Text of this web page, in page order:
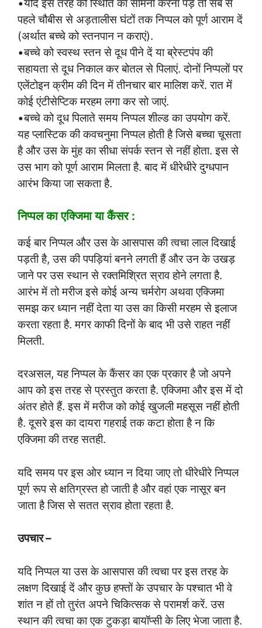
•यदि इस तरह की स्थिति का सामना करना पड़े तो सब से
पहले चौबीस से अड़तालीस घंटों तक निप्पल को पूर्ण आराम दें
(अर्थात बच्चे को स्तनपान न कराएं).
•बच्चे को स्वस्थ स्तन से दूध पीने दें या ब्रेस्टपंप की
सहायता से दूध निकाल कर बोतल से पिलाएं. दोनों निप्पलों पर
एलेंटोइन क्रीम की दिन में तीनचार बार मालिश करें. रात में
कोई एंटीसेप्टिक मरहम लगा कर सो जाएं.
•बच्चे को दूध पिलाते समय निप्पल शील्ड का उपयोग करें.
यह प्लास्टिक की कवचनुमा निप्पल होती है जिसे बच्चा चूसता
है और उस के मुंह का सीधा संपर्क स्तन से नहीं होता. इस से
उस भाग को पूर्ण आराम मिलता है. बाद में धीरेधीरे दुग्धपान
आरंभ किया जा सकता है.
निप्पल का एक्जिमा या कैंसर :
कई बार निप्पल और उस के आसपास की त्वचा लाल दिखाई
पड़ती है, उस की पपड़ियां बनने लगती हैं और उन के उखड़
जाने पर उस स्थान से रक्तमिश्रित स्राव होने लगता है.
आरंभ में तो मरीज इसे कोई अन्य चर्मरोग अथवा एक्जिमा
समझ कर ध्यान नहीं देता या उस का किसी मरहम से इलाज
करता रहता है. मगर काफी दिनों के बाद भी उसे राहत नहीं
मिलती.
दरअसल, यह निप्पल के कैंसर का एक प्रकार है जो अपने
आप को इस तरह से प्रस्तुत करता है. एक्जिमा और इस में दो
अंतर होते हैं. इस में मरीज को कोई खुजली महसूस नहीं होती
है. दूसरे इस का दायरा गहराई तक कटा होता है न कि
एक्जिमा की तरह सतही.
यदि समय पर इस ओर ध्यान न दिया जाए तो धीरेधीरे निप्पल
पूर्ण रूप से क्षतिग्रस्त हो जाती है और वहां एक नासूर बन
जाता है जिस से सतत स्राव होता रहता है.
उपचार –
यदि निप्पल या उस के आसपास की त्वचा पर इस तरह के
लक्षण दिखाई दें और कुछ हफ्तों के उपचार के पश्चात भी वे
शांत न हों तो तुरंत अपने चिकित्सक से परामर्श करें. उस
स्थान की त्वचा का एक टुकड़ा बायॉप्सी के लिए भेजा जाता है.